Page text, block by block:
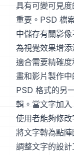
具有可變可見
重要。PSD 檔
中儲存有關影
為視覺效果增
適合需要精確
畫和影片製作中
PSD 格式的另
輯。當文字加
使用者能夠修
將文字轉為點
調整文字的設